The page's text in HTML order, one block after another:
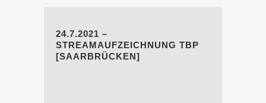
24.7.2021 –
STREAMAUFZEICHNUNG TBP
[SAARBRÜCKEN]